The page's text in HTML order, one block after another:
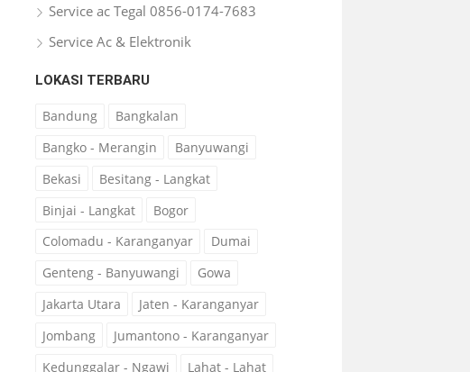
Service ac Tegal 0856-0174-7683
Service Ac & Elektronik
LOKASI TERBARU
Bandung
Bangkalan
Bangko - Merangin
Banyuwangi
Bekasi
Besitang - Langkat
Binjai - Langkat
Bogor
Colomadu - Karanganyar
Dumai
Genteng - Banyuwangi
Gowa
Jakarta Utara
Jaten - Karanganyar
Jombang
Jumantono - Karanganyar
Kedunggalar - Ngawi
Lahat - Lahat